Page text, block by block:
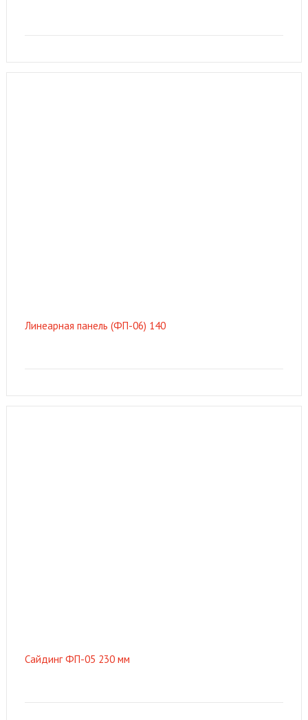
Линеарная панель (ФП-06) 140
Сайдинг ФП-05 230 мм